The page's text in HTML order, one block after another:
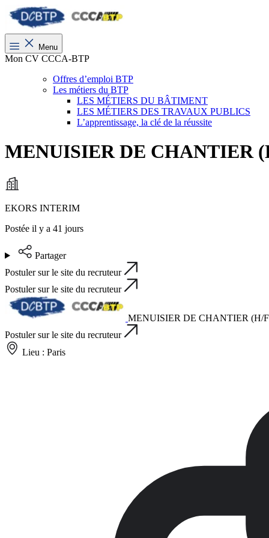
Menu
Mon CV CCCA-BTP
Offres d’emploi BTP
Les métiers du BTP
LES MÉTIERS DU BÂTIMENT
LES MÉTIERS DES TRAVAUX PUBLICS
L’apprentissage, la clé de la réussite
MENUISIER DE CHANTIER
EKORS INTERIM
Postée il y a 41 jours
Partager
Postuler sur le site du recruteur
Postuler sur le site du recruteur
MENUISIER DE CHANTIER (H/
Postuler sur le site du recruteur
Lieu : Paris